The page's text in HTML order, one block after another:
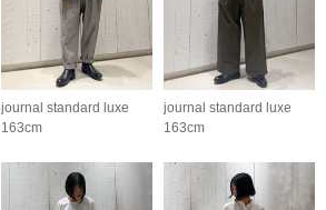
journal standard luxe
163cm
journal standard luxe
163cm